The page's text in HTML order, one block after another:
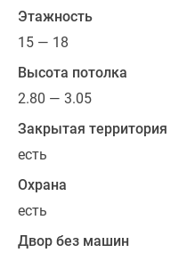
ограниченными
Такие
квартиры
имеют
планировку,
здесь
расширены
площадь
Этажность
15 — 18
Высота потолка
2.80 — 3.05
Закрытая территория
есть
Охрана
есть
Двор без машин